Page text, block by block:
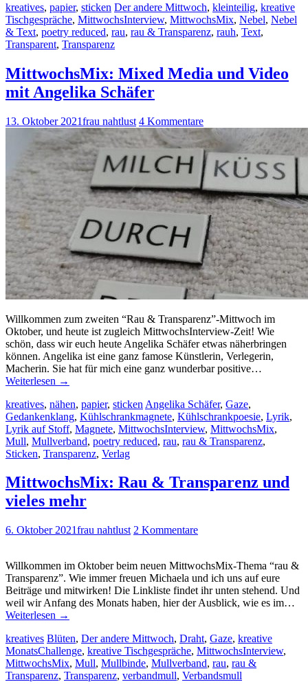
kreatives, papier, sticken Der andere Mittwoch, kleinteilig, kreative
Tischgespräche, MittwochsInterview, MittwochsMix, Nebel, Nebel
& Text, poetry reduced, rau, rau & Transparenz, rauh, Text,
Transparent, Transparenz
MittwochsMix: Mixed Media und Video
mit Angelika Schäfer
13. Oktober 2021frau nahtlust 4 Kommentare
Willkommen zum zweiten “Rau & Transparenz”-Mittwoch im
Oktober, und heute ist zugleich MittwochsInterview-Zeit! Wie
schön, dass wir euch heute Angelika Schäfer etwas näherbringen
können. Angelika ist eine ganz famose Künstlerin, Verlegerin,
Macherin. Sie hat für mich eine ganz wunderbar positive…
Weiterlesen →
kreatives, nähen, papier, sticken Angelika Schäfer, Gaze,
Gedankenklang, Kühlschrankmagnete, Kühlschrankpoesie, Lyrik,
Lyrik auf Stoff, Magnete, MittwochsInterview, MittwochsMix,
Mull, Mullverband, poetry reduced, rau, rau & Transparenz,
Sticken, Transparenz, Verlag
MittwochsMix: Rau & Transparenz und
vieles mehr
6. Oktober 2021frau nahtlust 2 Kommentare
Willkommen im Oktober beim neuen MittwochsMix-Thema “rau &
Transparenz”. Wie immer freuen Michaela und ich uns auf eure
Beiträge und mitwirken! Die Linkliste findet ihr unten stehend. Und
weil wir Anfang des Monats haben, hier der Ausblick, wie es im…
Weiterlesen →
kreatives Blüten, Der andere Mittwoch, Draht, Gaze, kreative
MonatsChallenge, kreative Tischgespräche, MittwochsInterview,
MittwochsMix, Mull, Mullbinde, Mullverband, rau, rau &
Transparenz, Transparenz, verbandmull, Verbandsmull